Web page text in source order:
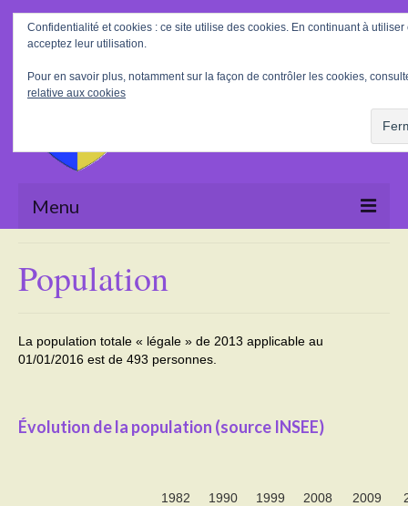
Rechercher
:
Menu
La Mairie
Tourisme
Population
La population totale « légale » de 2013 applicable au
01/01/2016 est de 493 personnes.
Évolution de la population (source INSEE)
1982 1990 1999 2008 2009
Confidentialité et cookies : ce site utilise des cookies. En continuant à utiliser
acceptez leur utilisation.
Pour en savoir plus, notamment sur la façon de contrôler les cookies,
relative aux cookies